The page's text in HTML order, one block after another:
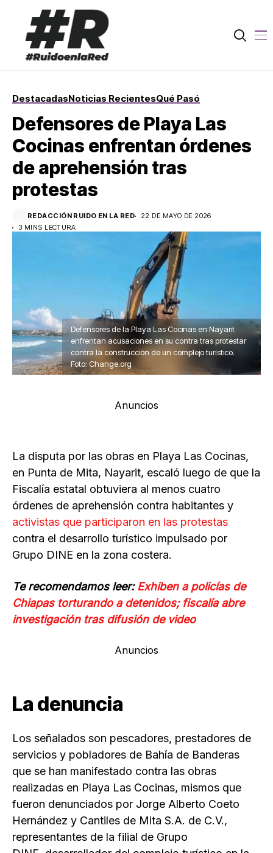
DestacadasNoticias RecientesQué Pasó
Defensores de Playa Las
Cocinas enfrentan órdenes
de aprehensión tras
protestas
REDACCIÓN RUIDO EN LA RED
22 DE MAYO DE 2026
3 MINS LECTURA
Defensores de la Playa Las Cocinas en Nayarit
enfrentan acusaciones en su contra tras protestar
contra la construcción de un complejo turístico.
Foto: Change.org
Anuncios
La disputa por las obras en Playa Las Cocinas,
en Punta de Mita, Nayarit, escaló luego de que la
Fiscalía estatal obtuviera al menos cuatro
órdenes de aprehensión contra habitantes y
activistas que participaron en las protestas
contra el desarrollo turístico impulsado por
Grupo DINE en la zona costera.
Te recomendamos leer:Exhiben a policías de
Chiapas torturando a detenidos; fiscalía abre
investigación tras difusión de video
Anuncios
La denuncia
Los señalados son pescadores, prestadores de
servicios y pobladores de Bahía de Banderas
que se han manifestado contra las obras
realizadas en Playa Las Cocinas, mismos que
fueron denunciados por Jorge Alberto Coeto
Hernández y Cantiles de Mita S.A. de C.V.,
representantes de la filial de Grupo